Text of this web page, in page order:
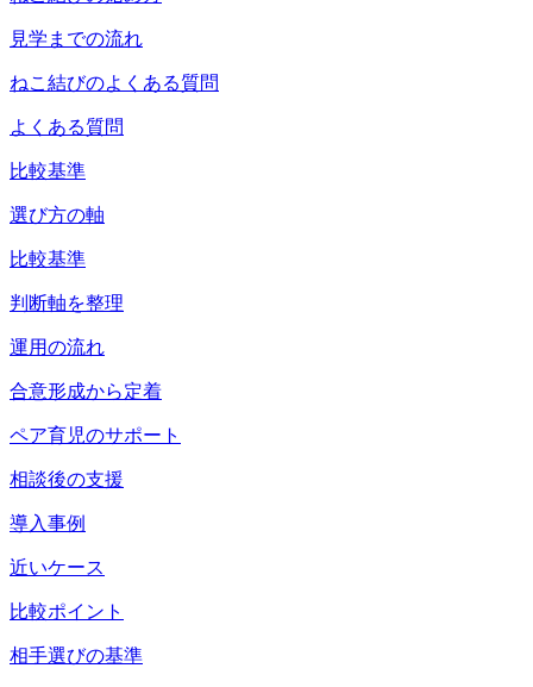
見学までの流れ
ねこ結びのよくある質問
よくある質問
比較基準
選び方の軸
比較基準
判断軸を整理
運用の流れ
合意形成から定着
ペア育児のサポート
相談後の支援
導入事例
近いケース
比較ポイント
相手選びの基準